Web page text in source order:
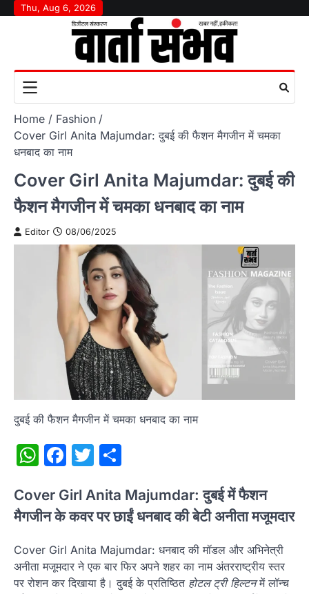
SkipThu, Aug 6, 2026
Home
Fashion
Cover Girl Anita Majumdar: दुबई की फैशन मैगजीन में चमका
धनबाद का नाम
Cover Girl Anita Majumdar: दुबई की
फैशन मैगजीन में चमका धनबाद का नाम
Editor 08/06/2025
दुबई की फैशन मैगजीन में चमका धनबाद का नाम
WhatsApp
Facebook
Twitter
Cover Girl Anita Majumdar: दुबई में फैशन
मैगजीन के कवर पर छाईं धनबाद की बेटी अनीता मजूमदार
Cover Girl Anita Majumdar: धनबाद की मॉडल और अभिनेत्री
अनीता मजूमदार ने एक बार फिर अपने शहर का नाम अंतरराष्ट्रीय स्तर
पर रोशन कर दिखाया है। दुबई के प्रतिष्ठित होटल ट्री हिल्टनमें लॉन्च